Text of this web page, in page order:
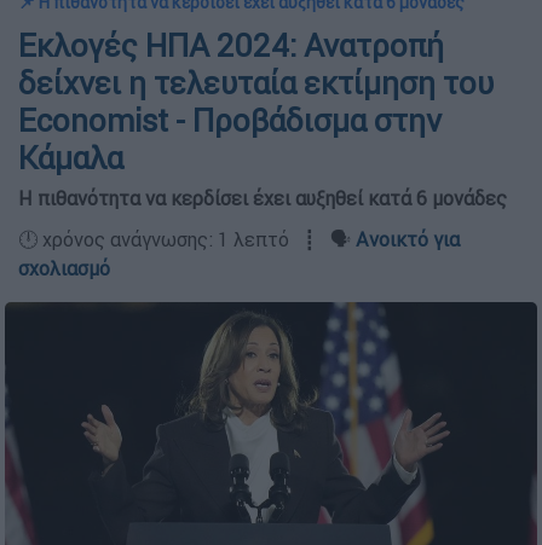
Εκλογές ΗΠΑ 2024: Ανατροπή
δείχνει η τελευταία εκτίμηση του
Economist - Προβάδισμα στην
Κάμαλα
Η πιθανότητα να κερδίσει έχει αυξηθεί κατά 6 μονάδες
🕛 χρόνος ανάγνωσης: 1 λεπτό ┋ 🗣️ Ανοικτό για
σχολιασμό